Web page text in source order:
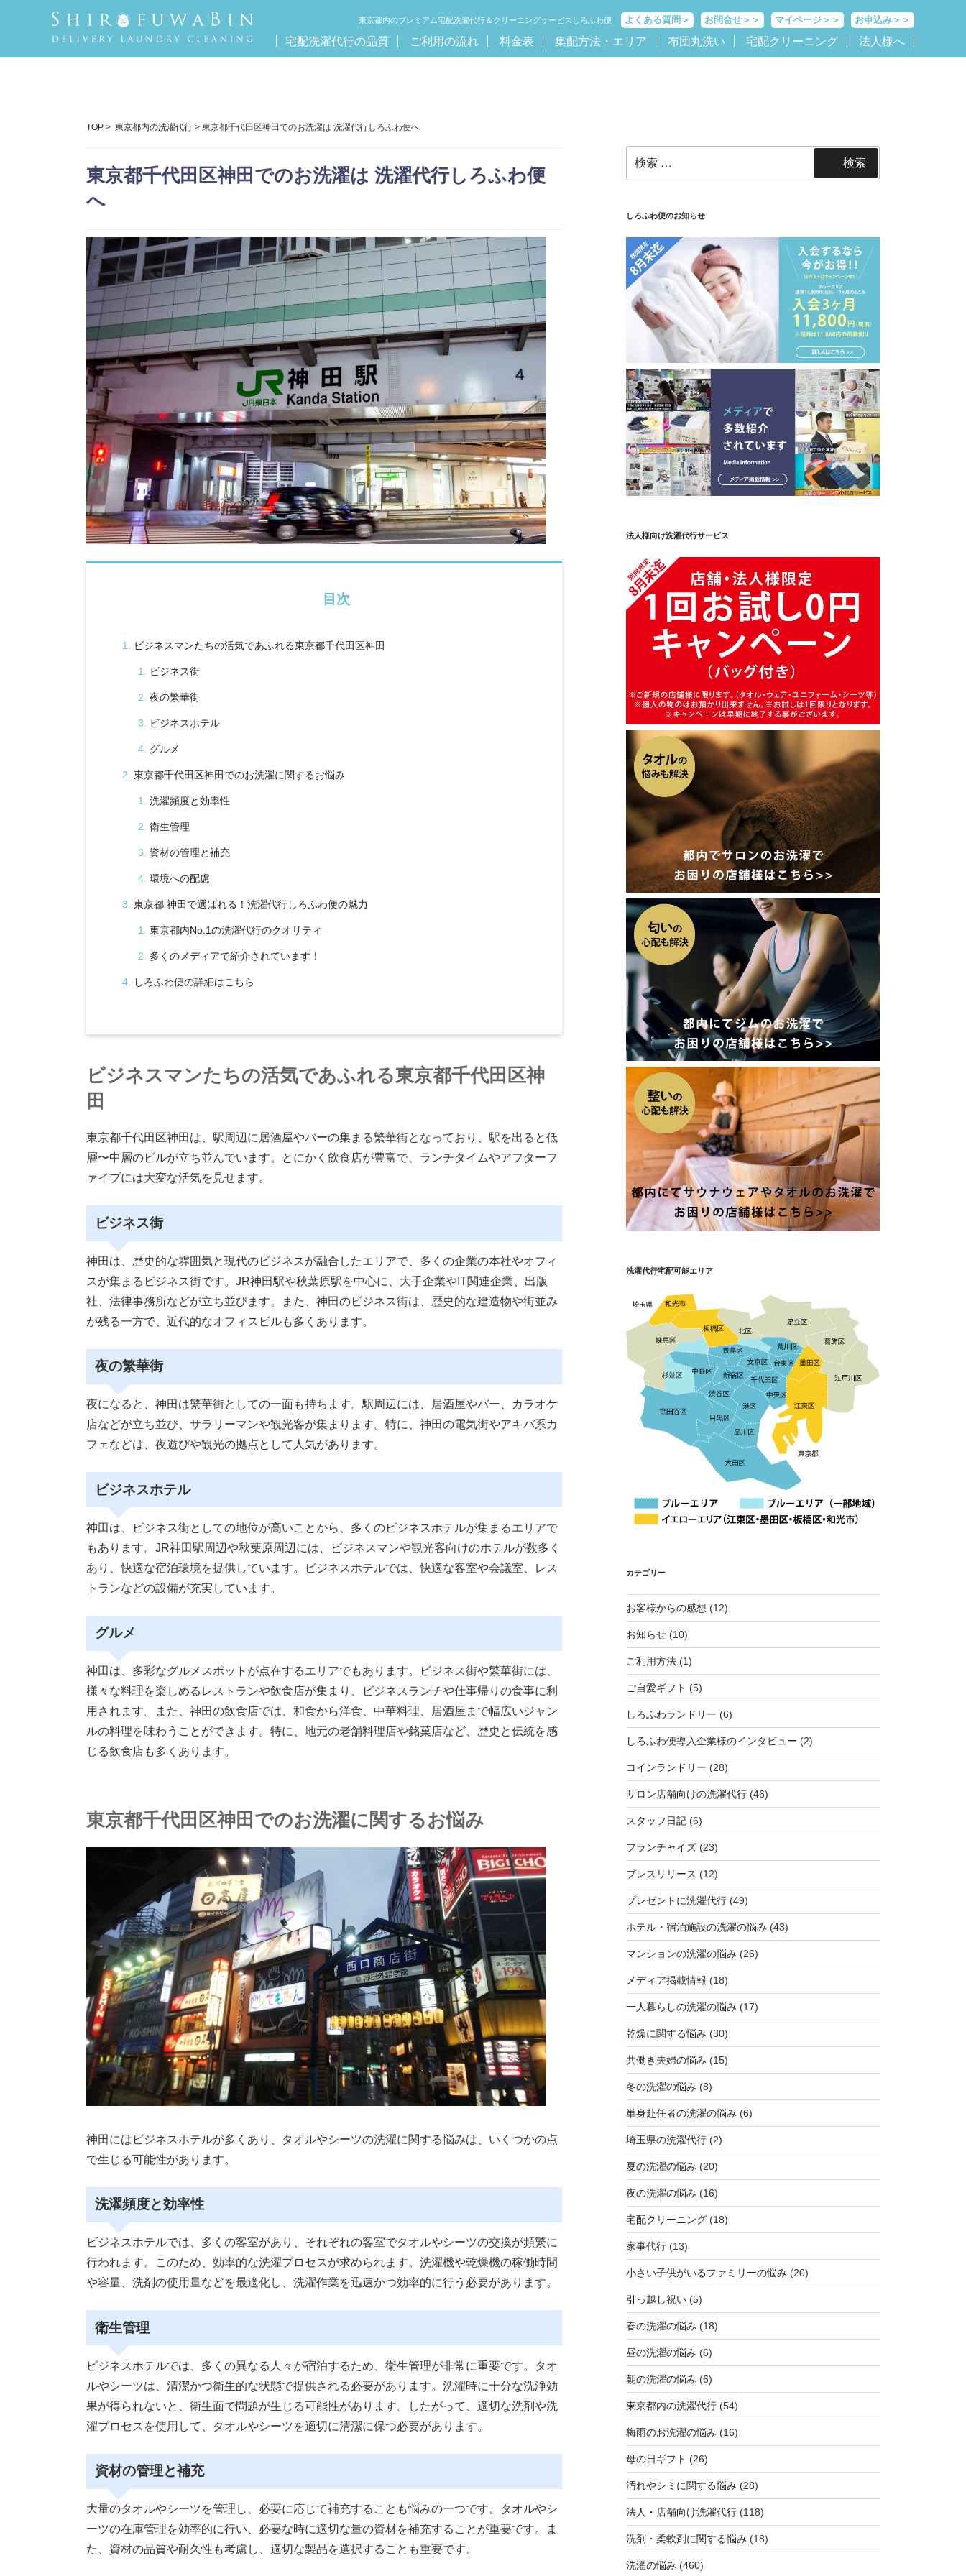
東京都内のプレミアム宅配洗濯代行＆クリーニングサービスしろふわ便 よくある質問＞ お問合せ＞＞ マイページ＞＞ お申込み＞＞
宅配洗濯代行の品質 ご利用の流れ 料金表 集配方法・エリア 布団丸洗い 宅配クリーニング 法人様へ
TOP > 東京都内の洗濯代行 > 東京都千代田区神田でのお洗濯は 洗濯代行しろふわ便へ
東京都千代田区神田でのお洗濯は 洗濯代行しろふわ便
へ
目次
ビジネスマンたちの活気であふれる東京都千代田区神田
ビジネス街
夜の繁華街
ビジネスホテル
グルメ
東京都千代田区神田でのお洗濯に関するお悩み
洗濯頻度と効率性
衛生管理
資材の管理と補充
環境への配慮
東京都 神田で選ばれる！洗濯代行しろふわ便の魅力
東京都内No.1の洗濯代行のクオリティ
多くのメディアで紹介されています！
しろふわ便の詳細はこちら
ビジネスマンたちの活気であふれる東京都千代田区神
田
東京都千代田区神田は、駅周辺に居酒屋やバーの集まる繁華街となっており、駅を出ると低
層〜中層のビルが立ち並んでいます。とにかく飲食店が豊富で、ランチタイムやアフターフ
ァイブには大変な活気を見せます。
ビジネス街
神田は、歴史的な雰囲気と現代のビジネスが融合したエリアで、多くの企業の本社やオフィ
スが集まるビジネス街です。JR神田駅や秋葉原駅を中心に、大手企業やIT関連企業、出版
社、法律事務所などが立ち並びます。また、神田のビジネス街は、歴史的な建造物や街並み
が残る一方で、近代的なオフィスビルも多くあります。
夜の繁華街
夜になると、神田は繁華街としての一面も持ちます。駅周辺には、居酒屋やバー、カラオケ
店などが立ち並び、サラリーマンや観光客が集まります。特に、神田の電気街やアキバ系カ
フェなどは、夜遊びや観光の拠点として人気があります。
ビジネスホテル
神田は、ビジネス街としての地位が高いことから、多くのビジネスホテルが集まるエリアで
もあります。JR神田駅周辺や秋葉原周辺には、ビジネスマンや観光客向けのホテルが数多く
あり、快適な宿泊環境を提供しています。ビジネスホテルでは、快適な客室や会議室、レス
トランなどの設備が充実しています。
グルメ
神田は、多彩なグルメスポットが点在するエリアでもあります。ビジネス街や繁華街には、
様々な料理を楽しめるレストランや飲食店が集まり、ビジネスランチや仕事帰りの食事に利
用されます。また、神田の飲食店では、和食から洋食、中華料理、居酒屋まで幅広いジャン
ルの料理を味わうことができます。特に、地元の老舗料理店や銘菓店など、歴史と伝統を感
じる飲食店も多くあります。
東京都千代田区神田でのお洗濯に関するお悩み
神田にはビジネスホテルが多くあり、タオルやシーツの洗濯に関する悩みは、いくつかの点
で生じる可能性があります。
洗濯頻度と効率性
ビジネスホテルでは、多くの客室があり、それぞれの客室でタオルやシーツの交換が頻繁に
行われます。このため、効率的な洗濯プロセスが求められます。洗濯機や乾燥機の稼働時間
や容量、洗剤の使用量などを最適化し、洗濯作業を迅速かつ効率的に行う必要があります。
衛生管理
ビジネスホテルでは、多くの異なる人々が宿泊するため、衛生管理が非常に重要です。タオ
ルやシーツは、清潔かつ衛生的な状態で提供される必要があります。洗濯時に十分な洗浄効
果が得られないと、衛生面で問題が生じる可能性があります。したがって、適切な洗剤や洗
濯プロセスを使用して、タオルやシーツを適切に清潔に保つ必要があります。
資材の管理と補充
大量のタオルやシーツを管理し、必要に応じて補充することも悩みの一つです。タオルやシ
ーツの在庫管理を効率的に行い、必要な時に適切な量の資材を補充することが重要です。ま
た、資材の品質や耐久性も考慮し、適切な製品を選択することも重要です。
索:
検索
しろふわ便のお知らせ
法人様向け洗濯代行サービス
洗濯代行宅配可能エリア
カテゴリー
お客様からの感想 (12)
お知らせ(10)
ご利用方法(1)
ご自愛ギフト (5)
しろふわランドリー (6)
しろふわ便導入企業様のインタビュー (2)
コインランドリー (28)
サロン店舗向けの洗濯代行(46)
スタッフ日記(6)
フランチャイズ(23)
プレスリリース (12)
プレゼントに洗濯代行(49)
ホテル・宿泊施設の洗濯の悩み (43)
マンションの洗濯の悩み (26)
メディア掲載情報 (18)
一人暮らしの洗濯の悩み (17)
乾燥に関する悩み (30)
共働き夫婦の悩み (15)
冬の洗濯の悩み (8)
単身赴任者の洗濯の悩み (6)
埼玉県の洗濯代行(2)
夏の洗濯の悩み (20)
夜の洗濯の悩み (16)
宅配クリーニング(18)
家事代行(13)
小さい子供がいるファミリーの悩み (20)
引っ越し祝い(5)
春の洗濯の悩み (18)
昼の洗濯の悩み (6)
朝の洗濯の悩み (6)
東京都内の洗濯代行(54)
梅雨のお洗濯の悩み (16)
母の日ギフト (26)
汚れやシミに関する悩み (28)
法人・店舗向け洗濯代行(118)
洗剤・柔軟剤に関する悩み (18)
洗濯の悩み (460)